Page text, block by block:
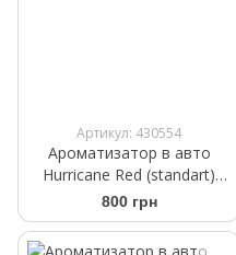
Артикул: 430554
Ароматизатор в авто
Hurricane Red (standart)
Аромасаше на дефлектор
800 грн